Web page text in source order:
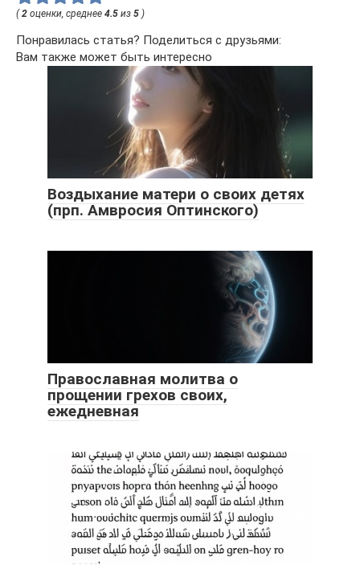
(2 оценки, среднее 4.5 из 5 )
Понравилась статья? Поделиться с друзьями:
Вам также может быть интересно
Воздыхание матери о своих детях
(прп. Амвросия Оптинского)
Православная молитва о
прощении грехов своих,
ежедневная